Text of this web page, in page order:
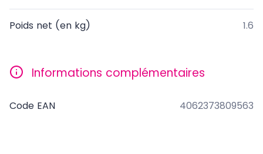
Poids net (en kg) 1.6
Informations complémentaires
Code EAN 4062373809563